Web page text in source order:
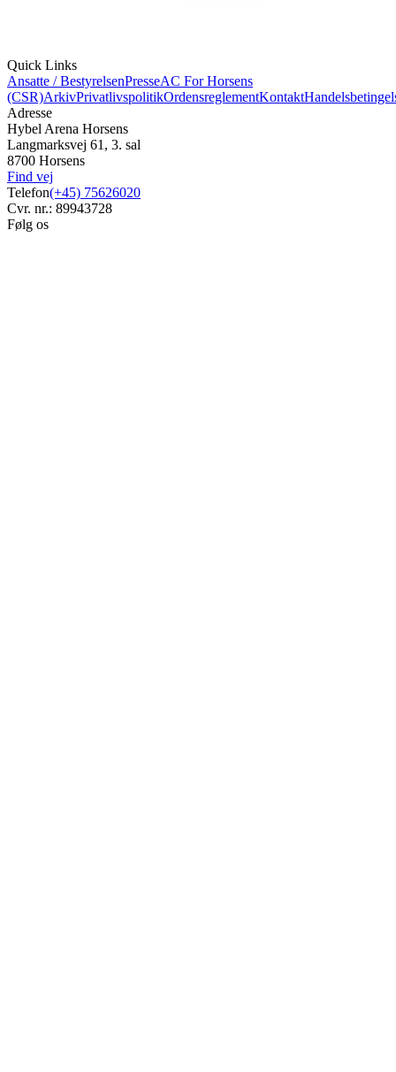
Quick Links
Ansatte / BestyrelsenPresseAC For Horsens
(CSR)ArkivPrivatlivspolitikOrdensreglementKontakt
Adresse
Hybel Arena Horsens
Langmarksvej 61, 3. sal
8700 Horsens
Find vej
Telefon(+45) 75626020
Cvr. nr.: 89943728
Følg os